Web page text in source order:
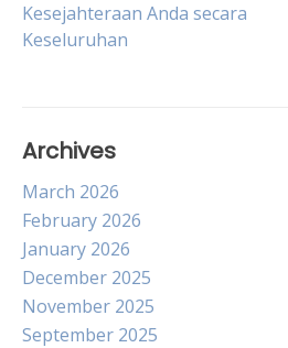
navigation
Kesejahteraan Anda secara
Keseluruhan
Archives
March 2026
February 2026
January 2026
December 2025
November 2025
September 2025